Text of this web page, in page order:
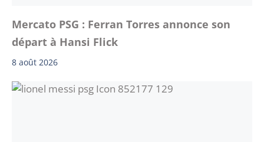
Mercato PSG : Ferran Torres annonce son
départ à Hansi Flick
8 août 2026